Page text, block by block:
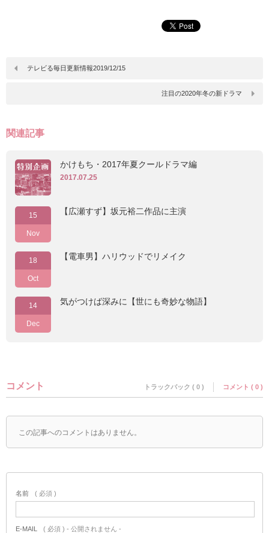
テレビる毎日更新情報2019/12/15
注目の2020年冬の新ドラマ
関連記事
かけもち・2017年夏クールドラマ編
2017.07.25
15
Nov
【広瀬すず】坂元裕二作品に主演
18
Oct
【電車男】ハリウッドでリメイク
14
Dec
気がつけば深みに【世にも奇妙な物語】
コメント トラックバック ( 0 ) コメント ( 0 )
この記事へのコメントはありません。
名前 ( 必須 )
E-MAIL ( 必須 ) - 公開されません -